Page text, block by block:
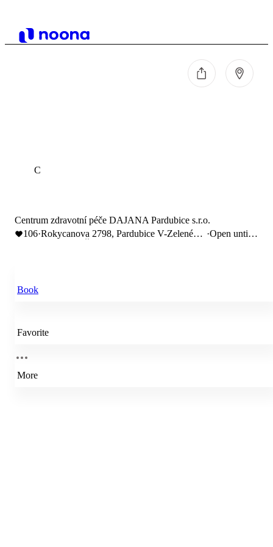
C
Centrum zdravotní péče DAJANA Pardubice s.r.o.
106·Rokycanova 2798, Pardubice V-Zelené
·Open until
Book
Favorite
More